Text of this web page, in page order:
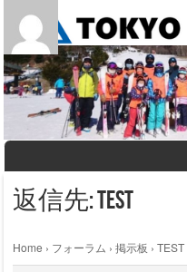
Skip to content
返信先: TEST
Home › フォーラム › 掲示板 › TEST